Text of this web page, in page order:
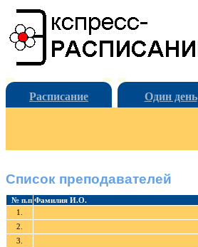
Расписание Один день
Список преподавателей
№ п.п Фамилия И.О.
1.
2.
3.